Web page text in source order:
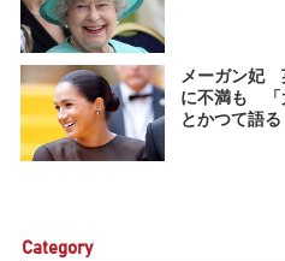
メーガン妃
に不満も 「
とかつて語
Category